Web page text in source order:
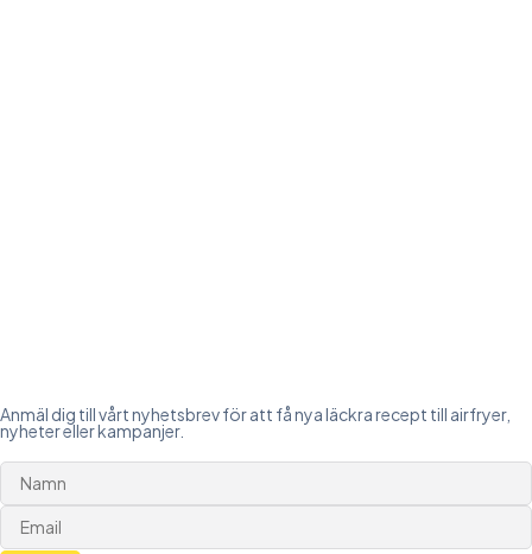
Anmäl dig till vårt nyhetsbrev för att få nya läckra recept till airfryer,
nyheter eller kampanjer.